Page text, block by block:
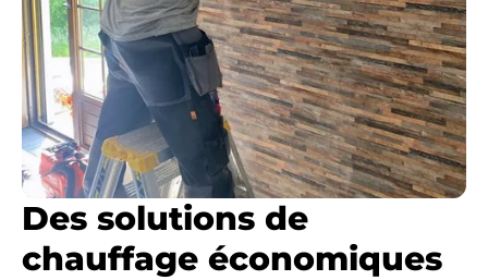
Des solutions de
chauffage économiques